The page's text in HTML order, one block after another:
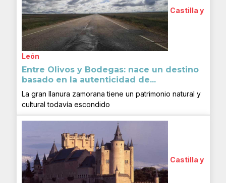
Castilla y
León
Entre Olivos y Bodegas: nace un destino
basado en la autenticidad de...
La gran llanura zamorana tiene un patrimonio natural y
cultural todavía escondido
Castilla y